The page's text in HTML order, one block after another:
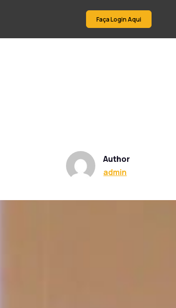
Faça Login Aqui
Author
admin